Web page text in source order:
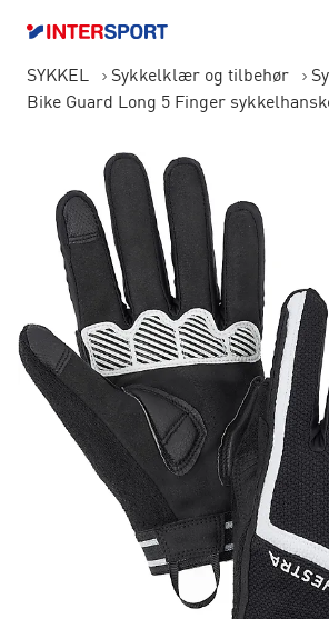
SYKKEL Sykkelklær og tilbehør
Bike Guard Long 5 Finger